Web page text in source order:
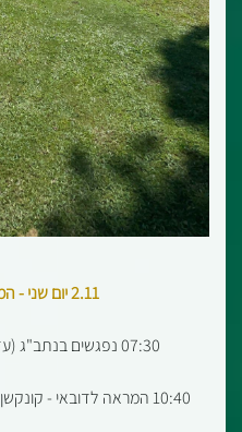
2.11 יום שני - המראה לסרי לנקה
07:30 נפגשים בנתב"ג (עד שלוש שעות לפני הטיסה)
10:40 המראה לדובאי - קונקשן בדובאי ומשם טיסה לסרי לנקה.